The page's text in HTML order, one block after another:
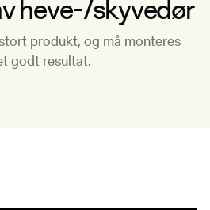
heve-/skyvedør
produkt, og må monteres
godt resultat.